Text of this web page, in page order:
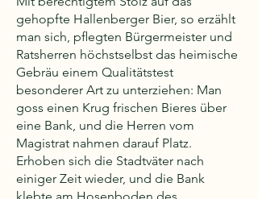
gehopfte Hallenberger Bier, so erzählt
man sich, pﬂegten Bürgermeister und
Ratsherren höchstselbst das heimische
Gebräu einem Qualitätstest
besonderer Art zu unterziehen: Man
goss einen Krug frischen Bieres über
eine Bank, und die Herren vom
Magistrat nahmen darauf Platz.
Erhoben sich die Stadtväter nach
einiger Zeit wieder, und die Bank